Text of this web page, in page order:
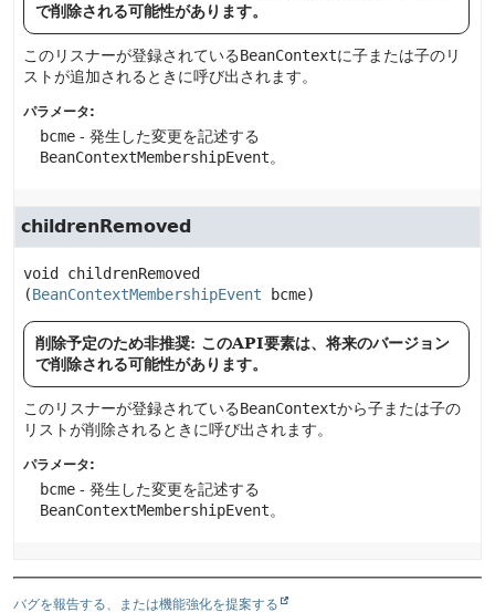
で削除される可能性があります。
このリスナーが登録されているBeanContextに子または子のリ
ストが追加されるときに呼び出されます。
パラメータ:
bcme - 発生した変更を記述する
BeanContextMembershipEvent。
childrenRemoved
void
childrenRemoved
(BeanContextMembershipEvent bcme)
削除予定のため非推奨: このAPI要素は、将来のバージョン
で削除される可能性があります。
このリスナーが登録されているBeanContextから子または子の
リストが削除されるときに呼び出されます。
パラメータ:
bcme - 発生した変更を記述する
BeanContextMembershipEvent。
バグを報告する、または機能強化を提案する